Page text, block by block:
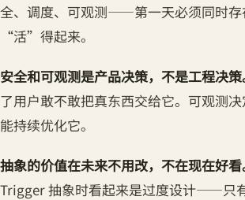
全、调度、可观测——第一天必须同时存
“活”得起来。
安全和可观测是产品决策，不是工程决策
了用户敢不敢把真东西交给它。可观测
能持续优化它。
抽象的价值在未来不用改，不在现在好看
Trigger 抽象时看起来是过度设计——只